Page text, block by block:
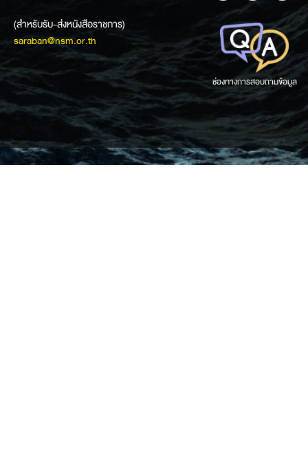
(สำหรับรับ-ส่งหนังสือราชการ)
saraban@nsm.or.th
ช่องทางการสอบถามข้อมูล